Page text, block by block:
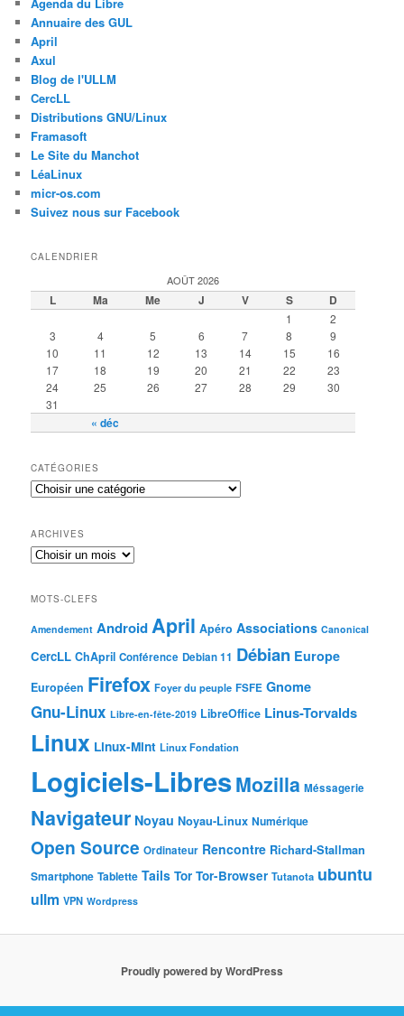
Annuaire des GUL
April
Axul
Blog de l'ULLM
CercLL
Distributions GNU/Linux
Framasoft
Le Site du Manchot
LéaLinux
micr-os.com
Suivez nous sur Facebook
CALENDRIER
AOÛT 2026
L Ma Me J V S D
« déc
1
2
3
4 5 6 7 8
9
10
11 12 13 14 15
16
17
18 19 20 21 22
23
24
25 26 27 28 29
30
31
CATÉGORIES
ARCHIVES
MOTS-CLEFS
Amendement AndroidApril Apéro Associations Canonical
CercLL ChApril Conférence Debian 11 Débian Europe
Européen Firefox Foyer du peuple FSFE Gnome
Gnu-Linux Libre-en-fête-2019 LibreOffice Linus-Torvalds
Linux Linux-Mint Linux Fondation
Logiciels-LibresMozilla Méssagerie
Navigateur Noyau Noyau-Linux Numérique
Open Source Ordinateur Rencontre Richard-Stallman
Smartphone Tablette Tails Tor Tor-Browser Tutanota ubuntu
ullm VPN Wordpress
Proudly powered by WordPress